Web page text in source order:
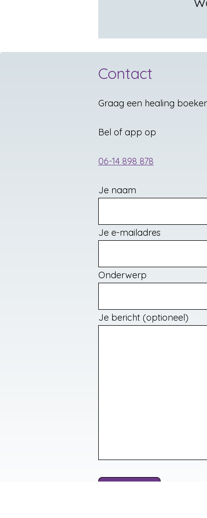
Contact
Graag een healing
Bel of app op
06-14 898 878
Je naam
Je e-mailadres
Onderwerp
Je bericht (optioneel)